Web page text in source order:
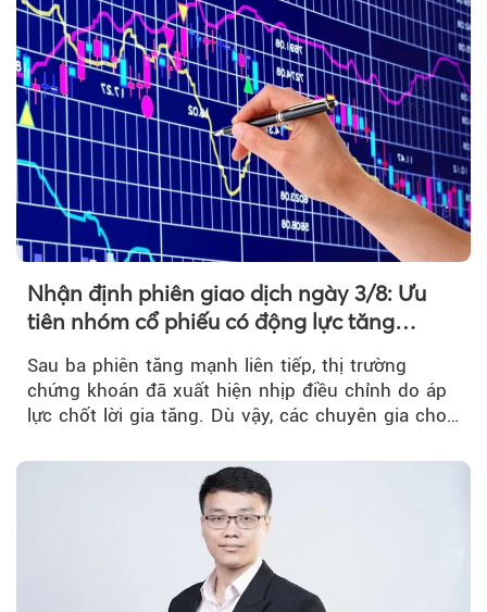
Nhận định phiên giao dịch ngày 3/8: Ưu
tiên nhóm cổ phiếu có động lực tăng
Sau ba phiên tăng mạnh liên tiếp, thị trường
chứng khoán đã xuất hiện nhịp điều chỉnh do áp
lực chốt lời gia tăng. Dù vậy, các chuyên gia cho